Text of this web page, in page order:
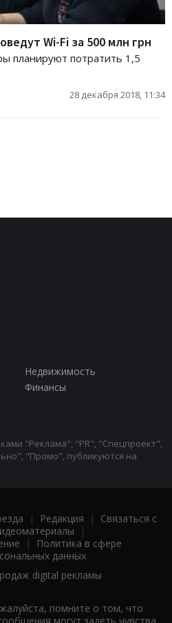
Wi-Fi за 500 млн грн
планируют потратить 1,5
28 декабря 2018, 11:34
Недвижимость
Финансы
"Реклама", "PR", "Спецпроект",
"Промо", публикуются на
| Редакция | Связаться с
|
|
Политика в сфере
данных
digital рекламы
помните о том, что
могут задеть чувства